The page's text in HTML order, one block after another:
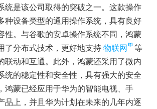
统是该公司取得的突破之一。这款操作
种设备类型的通用操作系统，具有良好
性。与谷歌的安卓操作系统不同，鸿蒙
了分布式技术，更好地支持物联网
等
联动和互通。此外，鸿蒙还采用了微内
统的稳定性和安全性，具有强大的安全
鸿蒙已经应用于华为的智能电视、手
品上，并且华为计划在未来的几年内逐